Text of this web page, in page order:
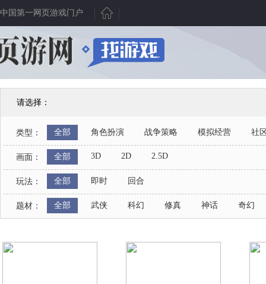
中国第一网页游戏门户
新游聚焦
新游曝光
新游点评
新游资讯
综合资讯
产业动态
行业动态
人物专访
产业八卦
游戏大全
开服表
请选择：
类型： 全部 角色扮演 战争策略 模拟经营 社
画面： 全部 3D 2D 2.5D
玩法： 全部 即时 回合
题材： 全部 武侠 科幻 修真 神话 奇幻
9
人支持
8